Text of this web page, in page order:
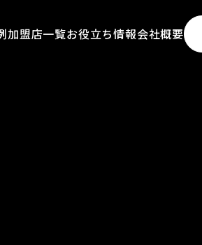
加盟店一覧お役立ち情報会社概要